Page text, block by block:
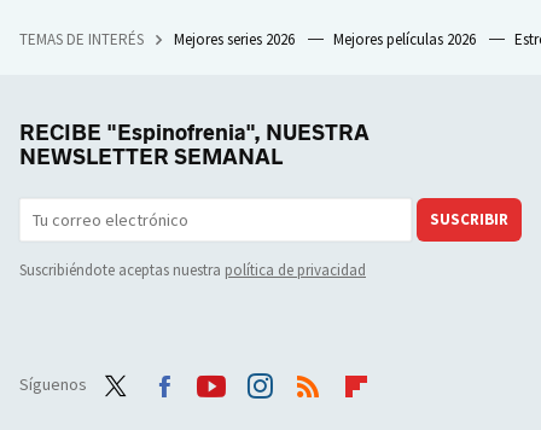
TEMAS DE INTERÉS Mejores series 2026 Mejores películas 2026
RECIBE "Espinofrenia", NUESTRA
NEWSLETTER SEMANAL
SUSCRIBIR
Suscribiéndote aceptas nuestra política de privacidad
Síguenos